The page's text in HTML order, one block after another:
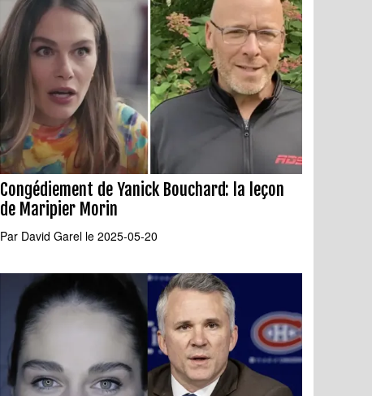
Congédiement de Yanick Bouchard: la leçon
de Maripier Morin
Par David Garel le 2025-05-20